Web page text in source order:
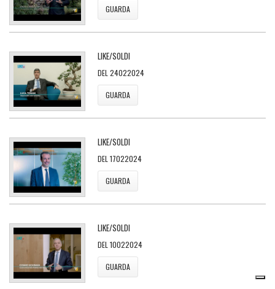
GUARDA
LIKE/SOLDI
DEL 24022024
GUARDA
LIKE/SOLDI
DEL 17022024
GUARDA
LIKE/SOLDI
DEL 10022024
GUARDA